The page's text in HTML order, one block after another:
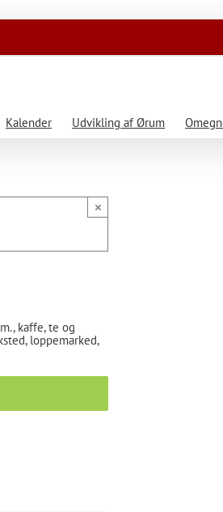
Kalender Udvikling af Ørum
×
kaffe, te og
loppemarked,